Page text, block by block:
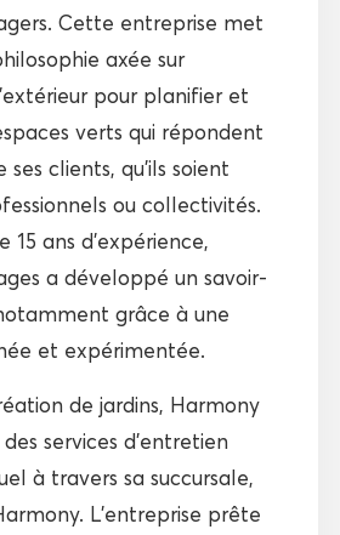
Cette entreprise met
axée sur
pour planifier et
verts qui répondent
clients, qu’ils soient
ou collectivités.
15 ans d’expérience,
a développé un savoir-
grâce à une
et expérimentée.
de jardins, Harmony
services d’entretien
à travers sa succursale,
L’entreprise prête